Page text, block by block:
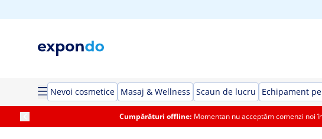
Nevoi cosmetice Masaj & Wellness Scaun de lucru Echipament
Cumpărături offline: Momentan nu acceptăm comenzi noi